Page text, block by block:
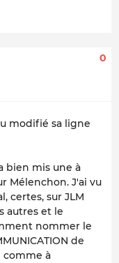
0
modifié sa ligne
bien mis une à
Mélenchon. J'ai vu
certes, sur JLM
autres et le
nommer le
de
comme à